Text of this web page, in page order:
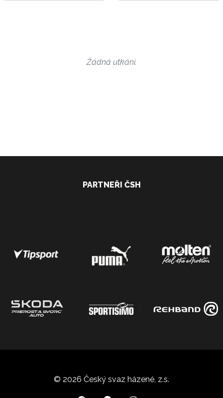
Žádná utkání.
PARTNEŘI ČSH
© 2026 Český svaz házené, z.s.